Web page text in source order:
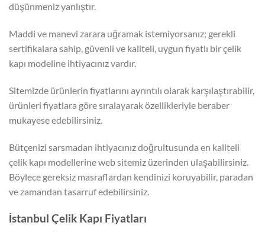
düşünmeniz yanlıştır.
Maddi ve manevi zarara uğramak istemiyorsanız; gerekli
sertifikalara sahip, güvenli ve kaliteli, uygun fiyatlı bir çelik
kapı modeline ihtiyacınız vardır.
Sitemizde ürünlerin fiyatlarını ayrıntılı olarak karşılaştırabilir,
ürünleri fiyatlara göre sıralayarak özellikleriyle beraber
mukayese edebilirsiniz.
Bütçenizi sarsmadan ihtiyacınız doğrultusunda en kaliteli
çelik kapı modellerine web sitemiz üzerinden ulaşabilirsiniz.
Böylece gereksiz masraflardan kendinizi koruyabilir, paradan
ve zamandan tasarruf edebilirsiniz.
İstanbul Çelik Kapı Fiyatları